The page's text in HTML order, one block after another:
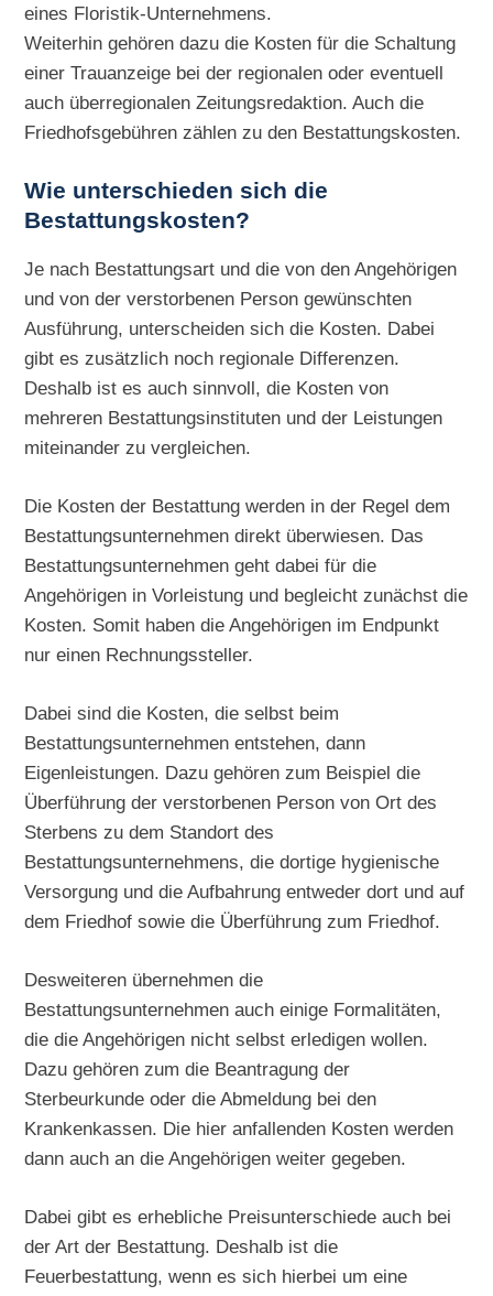
eines Floristik-Unternehmens.
Weiterhin gehören dazu die Kosten für die Schaltung
einer Trauanzeige bei der regionalen oder eventuell
auch überregionalen Zeitungsredaktion. Auch die
Friedhofsgebühren zählen zu den Bestattungskosten.
Wie unterschieden sich die
Bestattungskosten?
Je nach Bestattungsart und die von den Angehörigen
und von der verstorbenen Person gewünschten
Ausführung, unterscheiden sich die Kosten. Dabei
gibt es zusätzlich noch regionale Differenzen.
Deshalb ist es auch sinnvoll, die Kosten von
mehreren Bestattungsinstituten und der Leistungen
miteinander zu vergleichen.
Die Kosten der Bestattung werden in der Regel dem
Bestattungsunternehmen direkt überwiesen. Das
Bestattungsunternehmen geht dabei für die
Angehörigen in Vorleistung und begleicht zunächst die
Kosten. Somit haben die Angehörigen im Endpunkt
nur einen Rechnungssteller.
Dabei sind die Kosten, die selbst beim
Bestattungsunternehmen entstehen, dann
Eigenleistungen. Dazu gehören zum Beispiel die
Überführung der verstorbenen Person von Ort des
Sterbens zu dem Standort des
Bestattungsunternehmens, die dortige hygienische
Versorgung und die Aufbahrung entweder dort und auf
dem Friedhof sowie die Überführung zum Friedhof.
Desweiteren übernehmen die
Bestattungsunternehmen auch einige Formalitäten,
die die Angehörigen nicht selbst erledigen wollen.
Dazu gehören zum die Beantragung der
Sterbeurkunde oder die Abmeldung bei den
Krankenkassen. Die hier anfallenden Kosten werden
dann auch an die Angehörigen weiter gegeben.
Dabei gibt es erhebliche Preisunterschiede auch bei
der Art der Bestattung. Deshalb ist die
Feuerbestattung, wenn es sich hierbei um eine